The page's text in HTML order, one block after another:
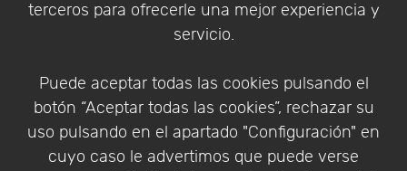
terceros para ofrecerle una mejor experiencia y
servicio.
Puede aceptar todas las cookies pulsando el
botón “Aceptar todas las cookies”, rechazar su
uso pulsando en el apartado "Configuración" en
cuyo caso le advertimos que puede verse